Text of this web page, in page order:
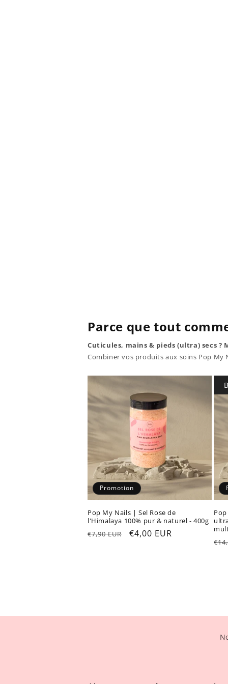
Parce que tout
Cuticules, mains & pieds (ultra) secs ?
Combiner vos produits aux soins Pop My
Promotion
Pop My Nails | Sel Rose de
l'Himalaya 100% pur & naturel - 400g
Prix
€7,90 EUR
Prix
€4,00 EUR